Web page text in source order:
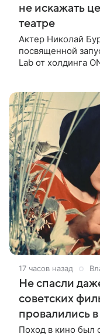
не искажать
театре
Актер Николай
посвященной
Lab от холдинга
17 часов назад
Не спасли
советских
провалились
Поход в кино